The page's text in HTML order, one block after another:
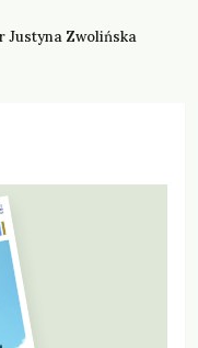
Justyna Zwolińska